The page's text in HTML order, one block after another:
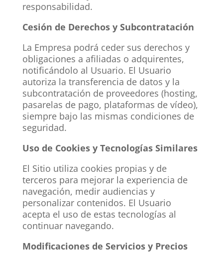
responsabilidad.
Cesión de Derechos y Subcontratación
La Empresa podrá ceder sus derechos y
obligaciones a afiliadas o adquirentes,
notificándolo al Usuario. El Usuario
autoriza la transferencia de datos y la
subcontratación de proveedores (hosting,
pasarelas de pago, plataformas de vídeo),
siempre bajo las mismas condiciones de
seguridad.
Uso de Cookies y Tecnologías Similares
El Sitio utiliza cookies propias y de
terceros para mejorar la experiencia de
navegación, medir audiencias y
personalizar contenidos. El Usuario
acepta el uso de estas tecnologías al
continuar navegando.
Modificaciones de Servicios y Precios